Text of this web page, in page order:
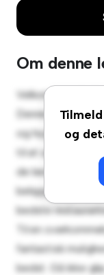
Om denne
og
Velkommen til
Denne moderne
og hyggeligt
til at underholde,
de bedste hårde
beliggenhed vil
bedste
Til en
fantastisk
bedst. Gå ikke